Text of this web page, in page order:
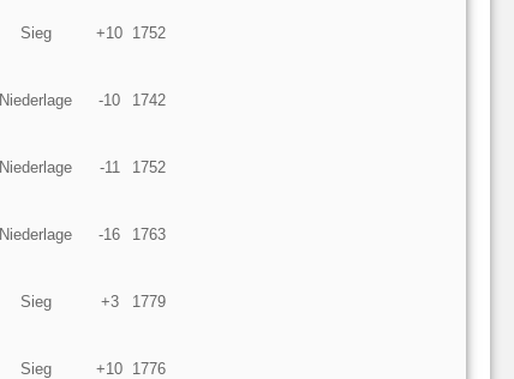
Sieg +10 1752
Niederlage -10 1742
Niederlage -11 1752
Niederlage -16 1763
Sieg +3 1779
Sieg +10 1776